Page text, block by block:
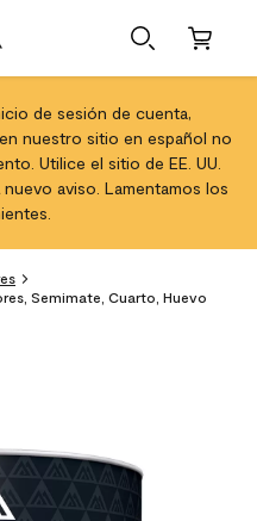
de sesión de cuenta,
nuestro sitio en español no
Utilice el sitio de EE. UU.
aviso. Lamentamos los
Semimate, Cuarto, Huevo